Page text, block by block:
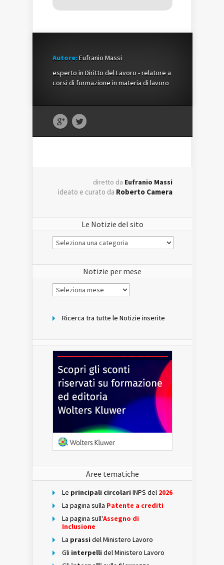
Autore:Eufranio Massi
esperto in Diritto del Lavoro - relatore a
corsi di formazione in materia di lavoro
diretto da Eufranio Massi
ideato e curato da Roberto Camera
Le Notizie del sito
Le
Notizie
Notizie per mese
Notizie
per
Ricerca tra tutte le Notizie inserite
Aree tematiche
Le principali circolari INPS del 2026
La pagina sulla Patente a crediti
La pagina sull'Assegno di
Inclusione
La prassi del Ministero Lavoro
Gli interpelli del Ministero Lavoro